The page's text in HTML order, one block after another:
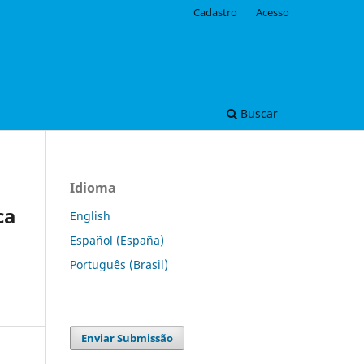
Buscar
Cadastro Acesso
Idioma
English
Español (España)
Português (Brasil)
Enviar Submissão